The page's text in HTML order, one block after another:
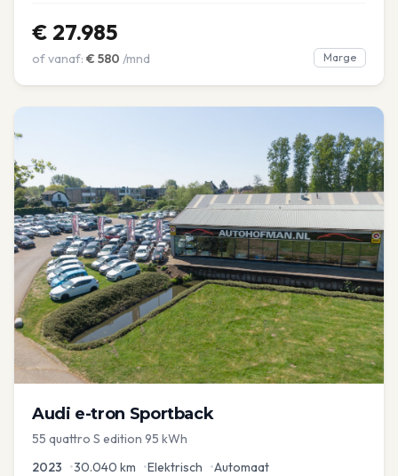
€ 27.985
of vanaf: € 580 /mnd Marge
Audi e-tron Sportback
55 quattro S edition 95 kWh
2023 •30.040 km •Elektrisch •Automaat